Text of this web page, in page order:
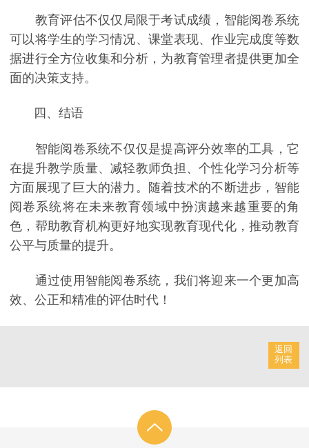
教育评估不仅仅局限于考试成绩，智能阅卷系统
可以将学生的学习情况、课堂表现、作业完成度等数
据进行全方位收集和分析，为教育管理者提供更加全
面的决策支持。
四、结语
智能阅卷系统不仅仅是提高评分效率的工具，它
在提升教学质量、减轻教师负担、个性化学习分析等
方面展现了巨大的潜力。随着技术的不断进步，智能
阅卷系统将在未来教育领域中扮演越来越重要的角
色，帮助教育机构更好地实现教育现代化，推动教育
公平与质量的提升。
通过使用智能阅卷系统，我们将迎来一个更加高
效、公正和精准的评估时代！
返回
列表